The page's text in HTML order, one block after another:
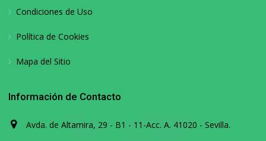
Condiciones de Uso
Política de Cookies
Mapa del Sitio
Información de Contacto
Avda. de Altamira, 29 - B1 - 11-Acc. A. 41020 - Sevilla.